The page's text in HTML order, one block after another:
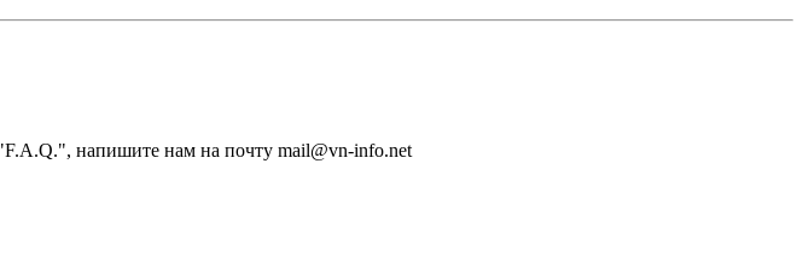
напишите нам на почту mail@vn-info.net